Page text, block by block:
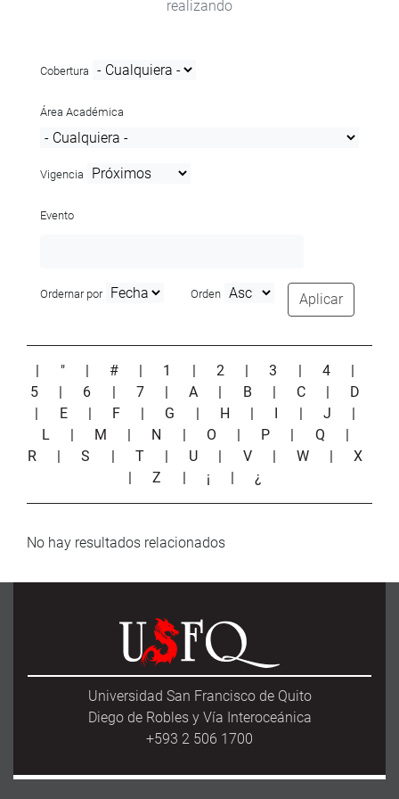
realizando
Cobertura
Área Académica
Vigencia
Evento
Ordernar por Orden Aplicar
| " | # | 1 | 2 |3 | 4
|
5
| 6 | 7 |A | B | C | D
| E | F | G | H | I | J
|
L
| M | N | O | P | Q
|
R
|S | T | U | V |W |X
|Z | ¡ |¿
No hay resultados relacionados
Universidad San Francisco de Quito
Diego de Robles y Vía Interoceánica
+593 2 506 1700